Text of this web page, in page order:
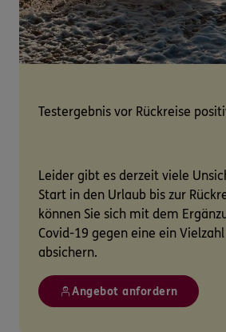
Testergebnis vor Rückreise
Leider gibt es derzeit viele
Start in den Urlaub bis zur
können Sie sich mit dem
Covid-19 gegen eine ein
absichern.
Angebot anfordern